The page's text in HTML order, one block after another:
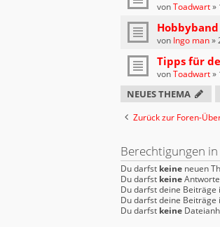
vonToadwart»
von Ingo man»
Tipps für
vonToadwart»
NEUES THEMA
Zurück zur Foren-
Berechtigungen
Du darfst keine neuen
Du darfst keine
Du darfst deine Beiträge
Du darfst deine Beiträge
Du darfst keine